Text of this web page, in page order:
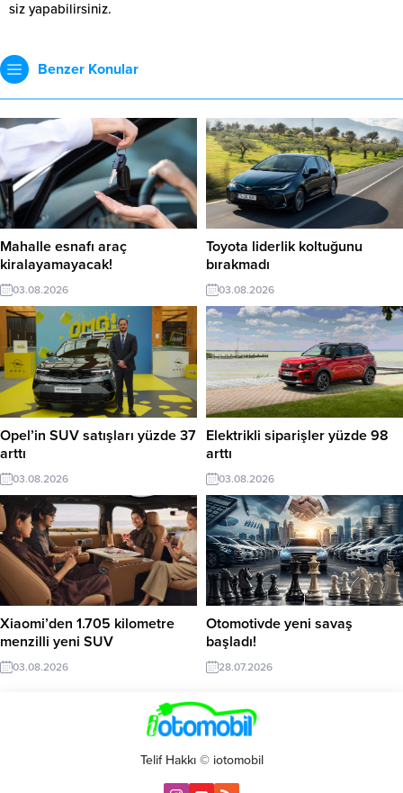
siz yapabilirsiniz.
Benzer Konular
Mahalle esnafı araç
kiralayamayacak!
03.08.2026
Toyota liderlik koltuğunu
bırakmadı
03.08.2026
Opel’in SUV satışları yüzde 37
arttı
03.08.2026
Elektrikli siparişler yüzde 98
arttı
03.08.2026
Xiaomi’den 1.705 kilometre
menzilli yeni SUV
03.08.2026
Otomotivde yeni savaş
başladı!
28.07.2026
Telif Hakkı © iotomobil